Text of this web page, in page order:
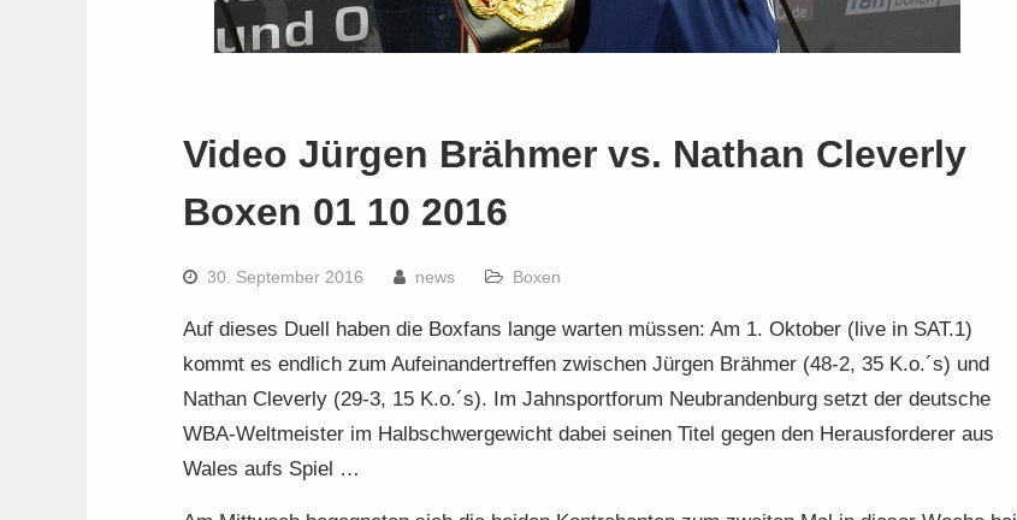
Video Jürgen Brähmer vs. Nathan Cleverly
Boxen 01 10 2016
30. September 2016 news Boxen
Auf dieses Duell haben die Boxfans lange warten müssen: Am 1. Oktober (live in SAT.1)
kommt es endlich zum Aufeinandertreffen zwischen Jürgen Brähmer (48-2, 35 K.o.´s) und
Nathan Cleverly (29-3, 15 K.o.´s). Im Jahnsportforum Neubrandenburg setzt der deutsche
WBA-Weltmeister im Halbschwergewicht dabei seinen Titel gegen den Herausforderer aus
Wales aufs Spiel …